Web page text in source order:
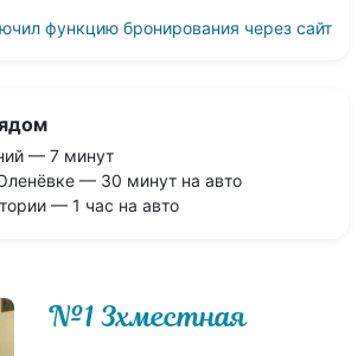
функцию бронирования через сайт
— 7 минут
— 30 минут на авто
— 1 час на авто
№1 3хместная